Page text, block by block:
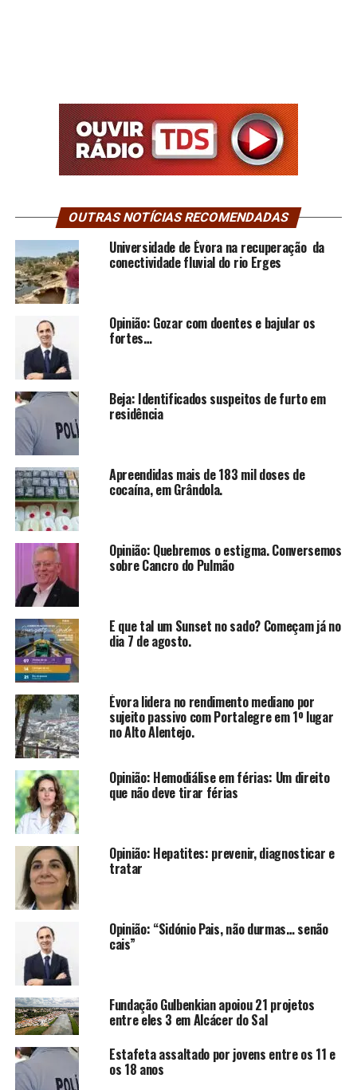
OUTRAS NOTÍCIAS RECOMENDADAS
Universidade de Évora na recuperação da
conectividade fluvial do rio Erges
Opinião: Gozar com doentes e bajular os
fortes…
Beja: Identificados suspeitos de furto em
residência
Apreendidas mais de 183 mil doses de
cocaína, em Grândola.
Opinião: Quebremos o estigma. Conversemos
sobre Cancro do Pulmão
E que tal um Sunset no sado? Começam já no
dia 7 de agosto.
Évora lidera no rendimento mediano por
sujeito passivo com Portalegre em 1º lugar
no Alto Alentejo.
Opinião: Hemodiálise em férias: Um direito
que não deve tirar férias
Opinião: Hepatites: prevenir, diagnosticar e
tratar
Opinião: “Sidónio Pais, não durmas… senão
cais”
Fundação Gulbenkian apoiou 21 projetos
entre eles 3 em Alcácer do Sal
Estafeta assaltado por jovens entre os 11 e
os 18 anos